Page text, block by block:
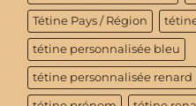
Tétine Pays / Région
tétine personnalisée bleu
tétine personnalisée renard